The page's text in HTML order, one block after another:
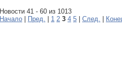
Новости 41 - 60 из 1013
Начало
Пред. 1 2 3 4 5 След.